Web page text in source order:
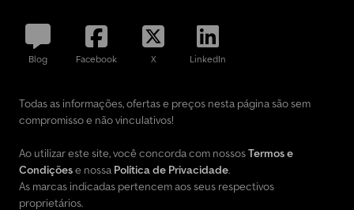
Blog Facebook X LinkedIn
Todas as informações, ofertas e preços nesta página são sem
compromisso e não vinculativos!
Ao utilizar este site, você concorda com nossosTermos e
Condiçõese nossa Política de Privacidade.
As marcas indicadas pertencem aos seus respectivos
proprietários.